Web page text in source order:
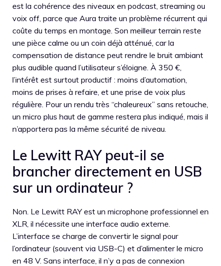
est la cohérence des niveaux en podcast, streaming ou
voix off, parce que Aura traite un problème récurrent qui
coûte du temps en montage. Son meilleur terrain reste
une pièce calme ou un coin déjà atténué, car la
compensation de distance peut rendre le bruit ambiant
plus audible quand l’utilisateur s’éloigne. À 350 €,
l’intérêt est surtout productif : moins d’automation,
moins de prises à refaire, et une prise de voix plus
régulière. Pour un rendu très “chaleureux” sans retouche,
un micro plus haut de gamme restera plus indiqué, mais il
n’apportera pas la même sécurité de niveau.
Le Lewitt RAY peut-il se
brancher directement en USB
sur un ordinateur ?
Non. Le Lewitt RAY est un microphone professionnel en
XLR, il nécessite une interface audio externe.
L’interface se charge de convertir le signal pour
l’ordinateur (souvent via USB-C) et d’alimenter le micro
en 48 V. Sans interface, il n’y a pas de connexion